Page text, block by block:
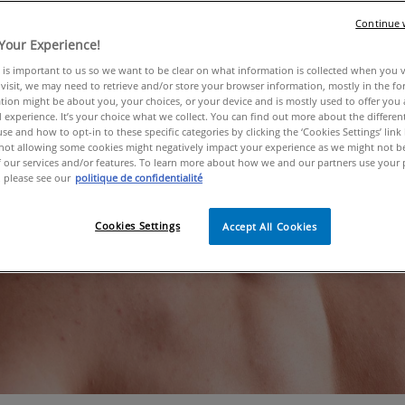
dans le dos ? Difficiles à atteindre, ils s'invitent sur cette
les règles du visage s'y appliquent ! Causes,
routine corporelle pour éliminer ces imperfections et
Experience!
is important to us so we want to be clear on what information is collected when you
we may need to retrieve and/or store your browser information, mostly in the
might be about you, your choices, or your device and is mostly used to offer you
experience. It’s your choice what we collect. You can find out more about the
and how to opt-in to these specific categories by clicking the ‘Cookies Settings’ link
allowing some cookies might negatively impact your experience as we might not
services and/or features. To learn more about how we and our partners use your
see our politique de confidentialité
Cookies Settings Accept All Cookies
Continue